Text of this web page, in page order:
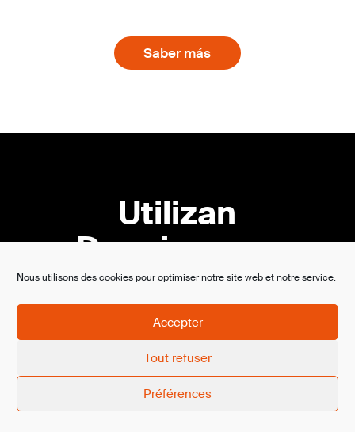
Nous utilisons des cookies pour optimiser notre site web et notre service.
Accepter
Tout refuser
Préférences
Saber más
Utilizan
Deepiscreen